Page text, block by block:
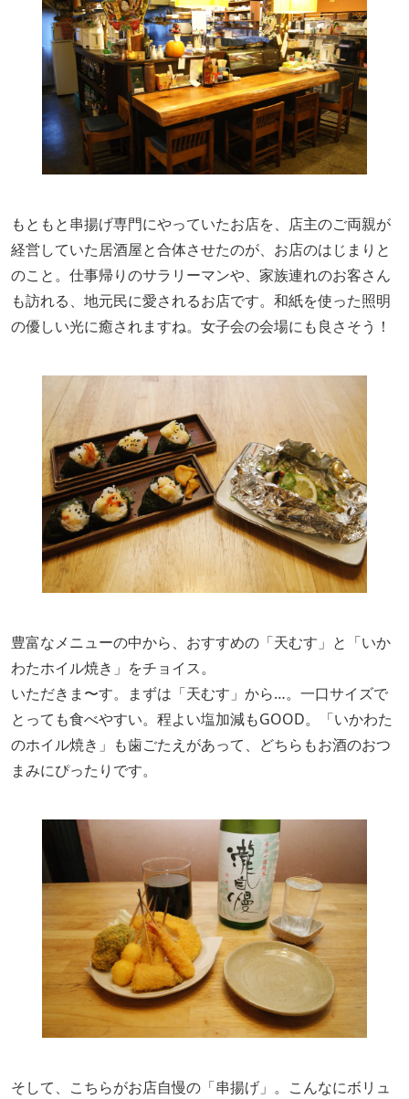
もともと串揚げ専門にやっていたお店を、店主のご両親が
経営していた居酒屋と合体させたのが、お店のはじまりと
のこと。仕事帰りのサラリーマンや、家族連れのお客さん
も訪れる、地元民に愛されるお店です。和紙を使った照明
の優しい光に癒されますね。女子会の会場にも良さそう！
豊富なメニューの中から、おすすめの「天むす」と「いか
わたホイル焼き」をチョイス。
いただきま〜す。まずは「天むす」から…。一口サイズで
とっても食べやすい。程よい塩加減もGOOD。「いかわた
のホイル焼き」も歯ごたえがあって、どちらもお酒のおつ
まみにぴったりです。
そして、こちらがお店自慢の「串揚げ」。こんなにボリュ